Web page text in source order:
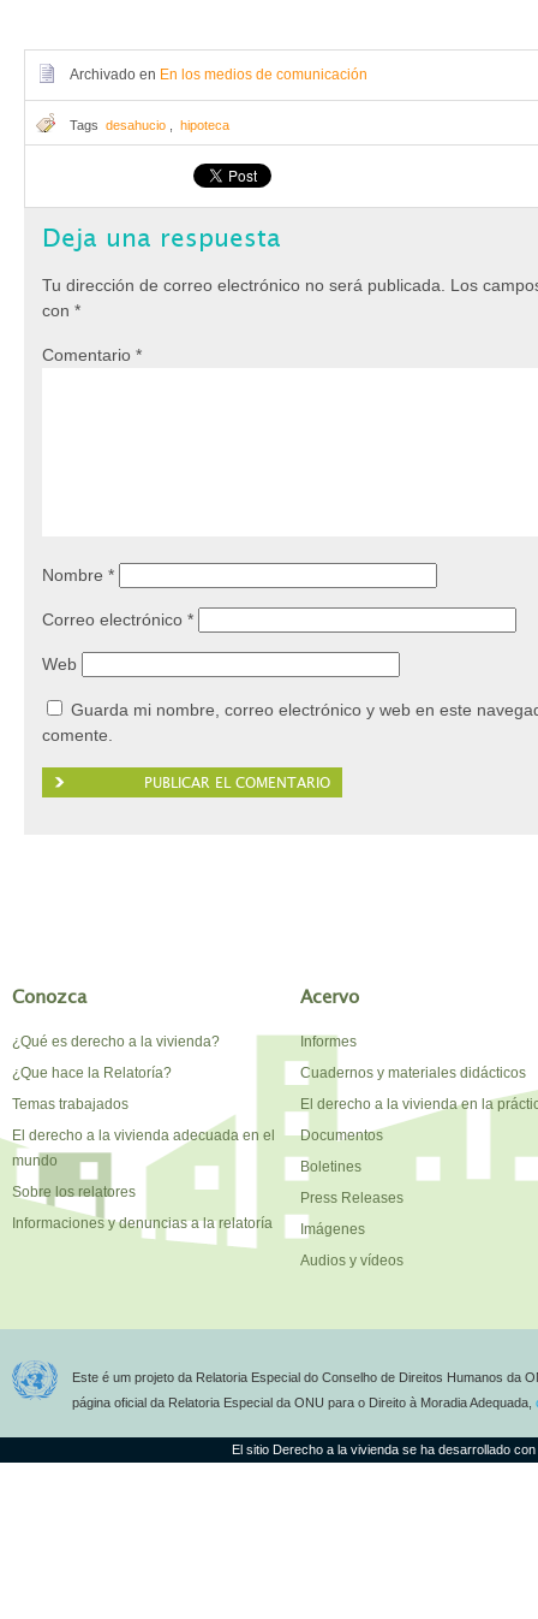
Archivado en En los medios de comunicación
Tags desahucio hipoteca
Deja una respuesta
Tu dirección de correo electrónico no será publicada.
Los
con *
Comentario *
Nombre *
Correo electrónico *
Web
Guarda mi nombre, correo electrónico y web en este
comente.
Conozca
¿Qué es derecho a la vivienda?
¿Que hace la Relatoría?
Temas trabajados
El derecho a la vivienda adecuada en el
mundo
Sobre los relatores
Informaciones y denuncias a la relatoría
Acervo
Informes
Cuadernos y materiales didácticos
El derecho a la vivienda en la
Documentos
Boletines
Press Releases
Imágenes
Audios y vídeos
Este é um projeto da Relatoria Especial do Conselho de Direitos Humanos da
página oficial da Relatoria Especial da ONU para o Direito à Moradia Adequada,
El sitio Derecho a la vivienda se ha desarrollado